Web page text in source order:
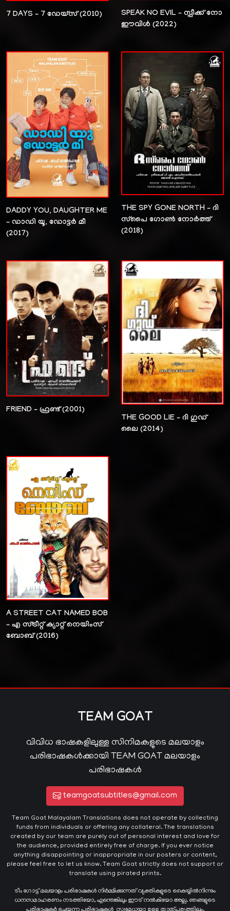
7 DAYS – 7 ഡേയ്‌സ് (2010)
SPEAK NO EVIL – സ്പീക്ക് നോ
ഈവിൾ (2022)
DADDY YOU, DAUGHTER ME
– ഡാഡി യൂ, ഡോട്ടർ മീ
(2017)
THE SPY GONE NORTH – ദി
സ്‌പൈ ഗോൺ നോർത്ത്
(2018)
FRIEND – ഫ്രണ്ട് (2001)
THE GOOD LIE – ദി ഗുഡ്
ലൈ (2014)
A STREET CAT NAMED BOB
– എ സ്ട്രീറ്റ് ക്യാറ്റ് നെയിംസ്
ബോബ് (2016)
TEAM GOAT
വിവിധ ഭാഷകളിലുള്ള സിനിമകളുടെ മലയാളം
പരിഭാഷകൾക്കായി TEAM GOAT മലയാളം
പരിഭാഷകൾ
teamgoatsubtitles@gmail.com
Team Goat Malayalam Translations does not operate by collecting
funds from individuals or offering any collateral. The translations
created by our team are purely out of personal interest and love for
the audience, provided entirely free of charge. If you ever notice
anything disappointing or inappropriate in our posters or content,
please feel free to let us know. Team Goat strictly does not support or
translate using pirated prints.
ടീം ഗോട്ട് മലയാളം പരിഭാഷകൾ നിർമ്മിക്കുന്നത് വ്യക്തികളുടെ കൈയ്യില്‍നിന്നും
ധനസമാഹരണം നടത്തിയോ, എന്തെങ്കിലും ഈട് നൽകിയോ അല്ല. ഞങ്ങളുടെ